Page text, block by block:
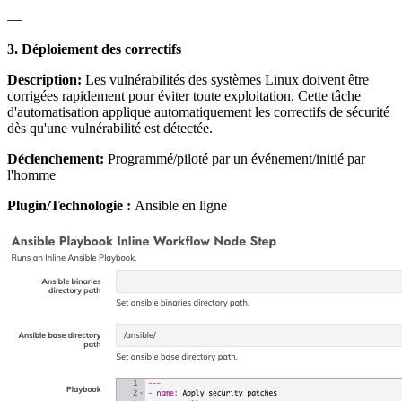
—
3. Déploiement des correctifs
Description: Les vulnérabilités des systèmes Linux doivent être
corrigées rapidement pour éviter toute exploitation. Cette tâche
d'automatisation applique automatiquement les correctifs de sécurité
dès qu'une vulnérabilité est détectée.
Déclenchement: Programmé/piloté par un événement/initié par
l'homme
Plugin/Technologie : Ansible en ligne